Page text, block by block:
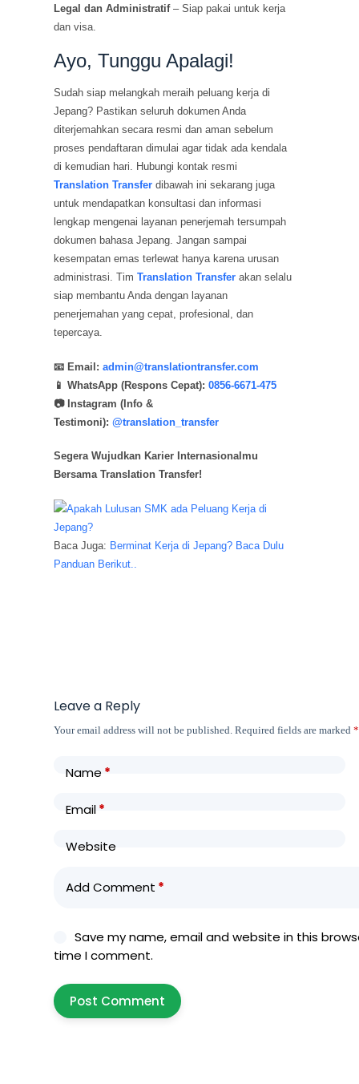
Legal dan Administratif– Siap pakai untuk kerja
dan visa.
Ayo, Tunggu Apalagi!
Sudah siap melangkah meraih peluang kerja di
Jepang? Pastikan seluruh dokumen Anda
diterjemahkan secara resmi dan aman sebelum
proses pendaftaran dimulai agar tidak ada kendala
di kemudian hari. Hubungi kontak resmi
Translation Transferdibawah ini sekarang juga
untuk mendapatkan konsultasi dan informasi
lengkap mengenai layanan penerjemah tersumpah
dokumen bahasa Jepang. Jangan sampai
kesempatan emas terlewat hanya karena urusan
administrasi. TimTranslation Transfer akan selalu
siap membantu Anda dengan layanan
penerjemahan yang cepat, profesional, dan
tepercaya.
📧 Email:admin@translationtransfer.com
📱 WhatsApp (Respons Cepat):0856-6671-475
📷 Instagram (Info &
Testimoni):@translation_transfer
Segera Wujudkan Karier Internasionalmu
Bersama Translation Transfer!
Baca Juga: Berminat Kerja di Jepang? Baca Dulu
Panduan Berikut..
Leave a Reply
Your email address will not be published. Required fields are marked*
Name*
Email*
Website
Add Comment *
Save my name, email and website in this
time I comment.
Post Comment